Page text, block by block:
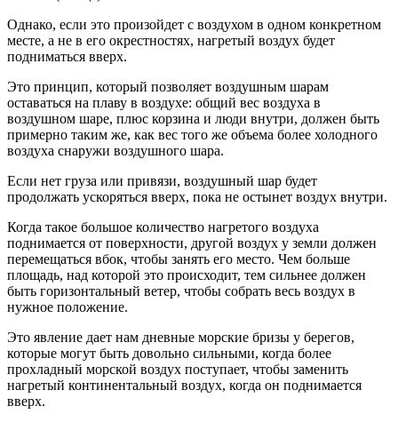
Однако, если это произойдет с воздухом в одном конкретном
месте, а не в его окрестностях, нагретый воздух будет
подниматься вверх.
Это принцип, который позволяет воздушным шарам
оставаться на плаву в воздухе: общий вес воздуха в
воздушном шаре, плюс корзина и люди внутри, должен быть
примерно таким же, как вес того же объема более холодного
воздуха снаружи воздушного шара.
Если нет груза или привязи, воздушный шар будет
продолжать ускоряться вверх, пока не остынет воздух внутри.
Когда такое большое количество нагретого воздуха
поднимается от поверхности, другой воздух у земли должен
перемещаться вбок, чтобы занять его место. Чем больше
площадь, над которой это происходит, тем сильнее должен
быть горизонтальный ветер, чтобы собрать весь воздух в
нужное положение.
Это явление дает нам дневные морские бризы у берегов,
которые могут быть довольно сильными, когда более
прохладный морской воздух поступает, чтобы заменить
нагретый континентальный воздух, когда он поднимается
вверх.